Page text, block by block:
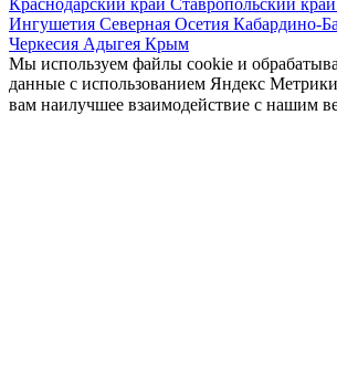
Краснодарский край Ставропольский край
Ингушетия Северная Осетия Кабардино-
Черкесия Адыгея Крым
Мы используем файлы cookie и
данные с использованием Яндекс
вам наилучшее взаимодействие с нашим